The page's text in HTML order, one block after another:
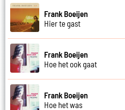
Frank Boeijen
Hier te gast
Frank Boeijen
Hoe het ook gaat
Frank Boeijen
Hoe het was